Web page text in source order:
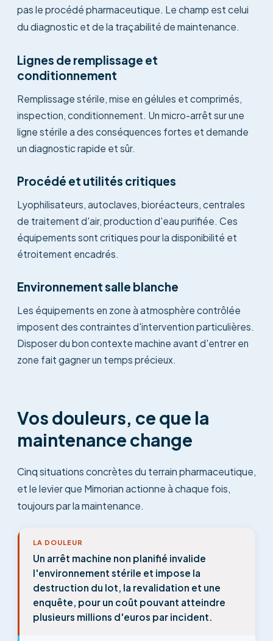
pas le procédé pharmaceutique. Le champ est celui
du diagnostic et de la traçabilité de maintenance.
Lignes de remplissage et
conditionnement
Remplissage stérile, mise en gélules et comprimés,
inspection, conditionnement. Un micro-arrêt sur une
ligne stérile a des conséquences fortes et demande
un diagnostic rapide et sûr.
Procédé et utilités critiques
Lyophilisateurs, autoclaves, bioréacteurs, centrales
de traitement d'air, production d'eau purifiée. Ces
équipements sont critiques pour la disponibilité et
étroitement encadrés.
Environnement salle blanche
Les équipements en zone à atmosphère contrôlée
imposent des contraintes d'intervention particulières.
Disposer du bon contexte machine avant d'entrer en
zone fait gagner un temps précieux.
Vos douleurs, ce que la
maintenance change
Cinq situations concrètes du terrain pharmaceutique,
et le levier que Mimorian actionne à chaque fois,
toujours par la maintenance.
LA DOULEUR
Un arrêt machine non planifié invalide
l'environnement stérile et impose la
destruction du lot, la revalidation et une
enquête, pour un coût pouvant atteindre
plusieurs millions d'euros par incident.